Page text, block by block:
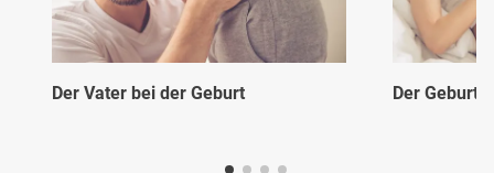
Der Vater bei der Geburt Der